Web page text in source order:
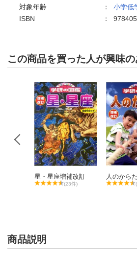
対象年齢
： 小学低
ISBN
：
この商品を買った人が興味
星・星座増補改訂
(23件)
人のから
商品説明